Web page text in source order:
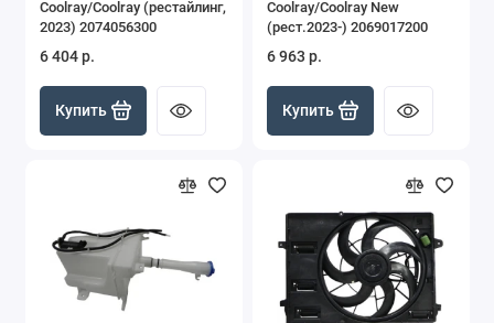
MK
Monjaro
Coolray/Coolray (рестайлинг,
2023) 2074056300
6 404 р.
Купить
Coolray/Coolray New
(рест.2023-) 2069017200
6 963 р.
Купить